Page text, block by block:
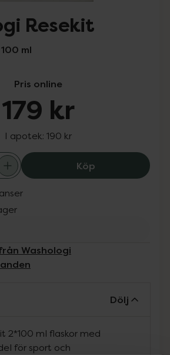
Resekit
ml
Pris online
179 kr
I apotek: 190 kr
KöpWashologi
Washologi
Dölj
2*100 ml flaskor med
för sport och